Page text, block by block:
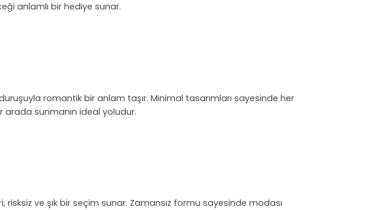
anlamlı bir hediye sunar.
romantik bir anlam taşır. Minimal tasarımları sayesinde her
arada sunmanın ideal yoludur.
ve şık bir seçim sunar. Zamansız formu sayesinde modası